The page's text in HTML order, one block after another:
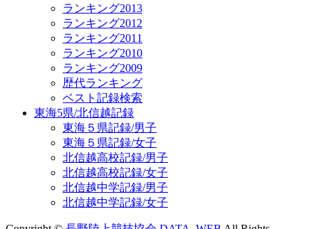
ランキング2013
ランキング2012
ランキング2011
ランキング2010
ランキング2009
歴代ランキング
ベスト記録検索
東海5県/北信越記録
東海５県記録/男子
東海５県記録/女子
北信越高校記録/男子
北信越高校記録/女子
北信越中学記録/男子
北信越中学記録/女子